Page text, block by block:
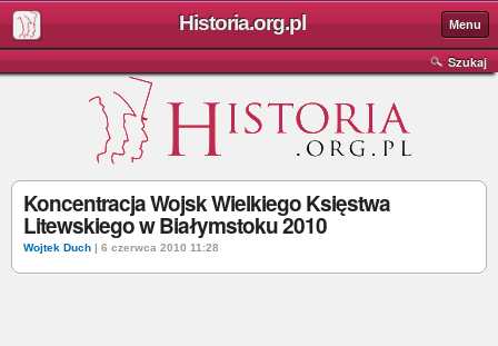
Historia.org.pl Menu
Szukaj
Koncentracja Wojsk Wielkiego Księstwa
Litewskiego w Białymstoku 2010
Wojtek Duch | 6 czerwca 2010 11:28